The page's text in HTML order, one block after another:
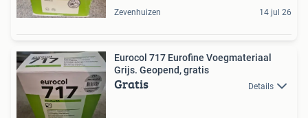
Zevenhuizen 14 jul 26
Eurocol 717 Eurofine Voegmateriaal
Grijs. Geopend, gratis
Gratis Details